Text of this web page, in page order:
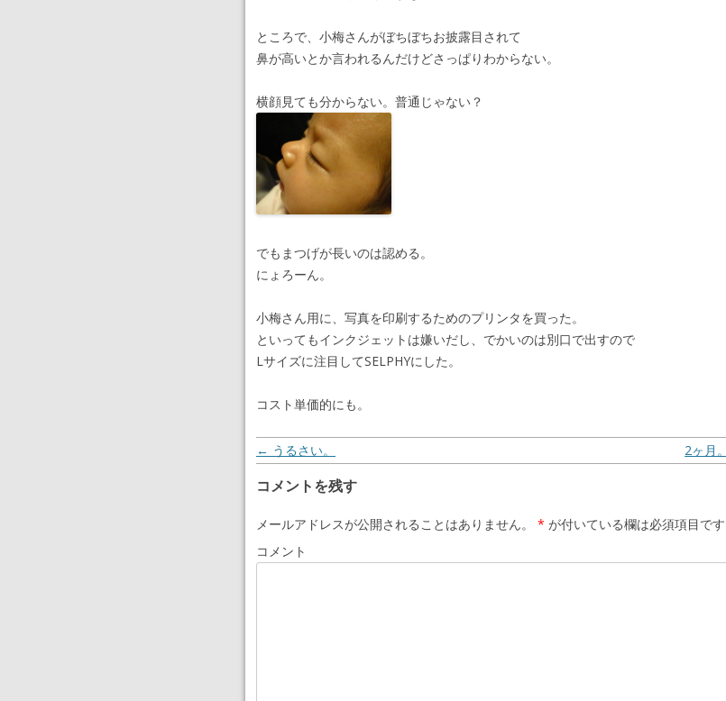
ところで、小梅さんがぼちぼちお披露目されて
鼻が高いとか言われるんだけどさっぱりわからない。
横顔見ても分からない。普通じゃない？
でもまつげが長いのは認める。
にょろーん。
小梅さん用に、写真を印刷するためのプリンタを買った。
といってもインクジェットは嫌いだし、でかいのは別口で出すので
Lサイズに注目してSELPHYにした。
コスト単価的にも。
投稿ナビゲーション 2ヶ月。
← うるさい。
コメントを残す
メールアドレスが公開されることはありません。 * が付いている欄は必須項目です
コメント